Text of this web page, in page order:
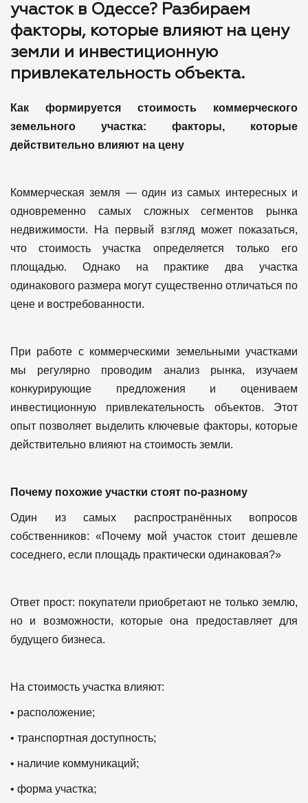
участок в Одессе? Разбираем
факторы, которые влияют на цену
земли и инвестиционную
привлекательность объекта.
Как формируется стоимость коммерческого
земельного участка: факторы, которые
действительно влияют на цену
Коммерческая земля — один из самых интересных и
одновременно самых сложных сегментов рынка
недвижимости. На первый взгляд может показаться,
что стоимость участка определяется только его
площадью. Однако на практике два участка
одинакового размера могут существенно отличаться по
цене и востребованности.
При работе с коммерческими земельными участками
мы регулярно проводим анализ рынка, изучаем
конкурирующие предложения и оцениваем
инвестиционную привлекательность объектов. Этот
опыт позволяет выделить ключевые факторы, которые
действительно влияют на стоимость земли.
Почему похожие участки стоят по-разному
Один из самых распространённых вопросов
собственников: «Почему мой участок стоит дешевле
соседнего, если площадь практически одинаковая?»
Ответ прост: покупатели приобретают не только землю,
но и возможности, которые она предоставляет для
будущего бизнеса.
На стоимость участка влияют:
• расположение;
• транспортная доступность;
• наличие коммуникаций;
• форма участка;